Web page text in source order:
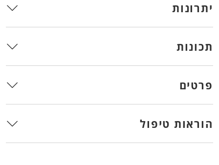
יתרונות
תכונות
פרטים
הוראות טיפול